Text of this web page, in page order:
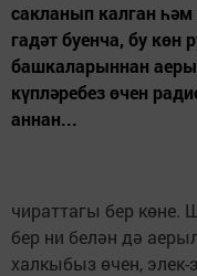
сакланып калган һәм
гадәт буенча, бу көн
башкаларыннан
күпләребез өчен
аннан...
чираттагы бер көне.
бер ни белән дә
халкыбыз өчен,